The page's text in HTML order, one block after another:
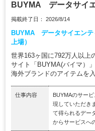
BUYMA データサイ
掲載終了日： 2026/8/14
BUYMA データサイエンテ
上場）
世界163ヶ国に792万人以上
サイト「BUYMA(バイマ）
海外ブランドのアイテムを
仕事内容
BUYMAのサー
現していただき
て得られるデー
からサービスへ